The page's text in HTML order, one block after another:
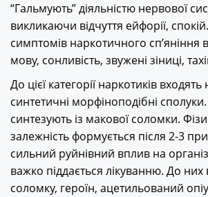
“Гальмують” діяльністю нервової
викликаючи відчуття ейфорії,
симптомів наркотичного сп’яніння
мову, сонливість, звужені зіниці,
До цієї категорії наркотиків входять
синтетичні морфіноподібні
синтезують із макової соломки.
залежність формується після 2-3
сильний руйнівний вплив на
важко піддається лікуванню. До них
соломку, героїн, ацетильований